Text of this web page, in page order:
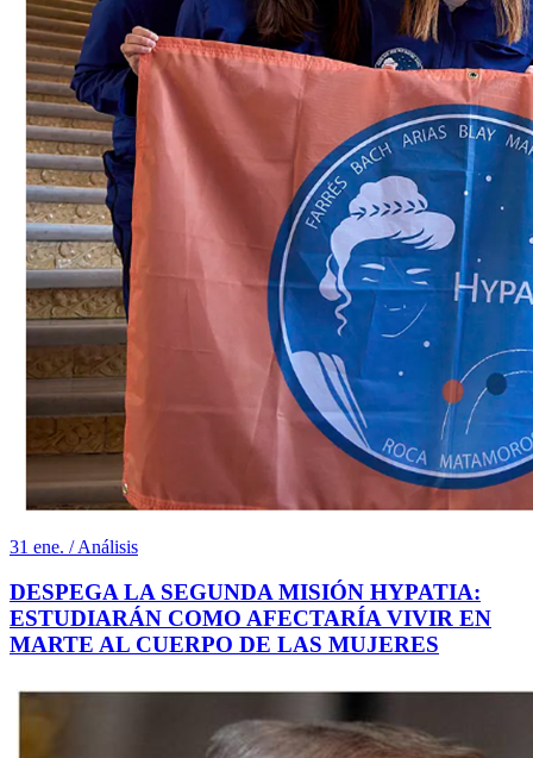
31 ene. / Análisis
DESPEGA LA SEGUNDA MISIÓN HYPATIA:
ESTUDIARÁN COMO AFECTARÍA VIVIR EN
MARTE AL CUERPO DE LAS MUJERES